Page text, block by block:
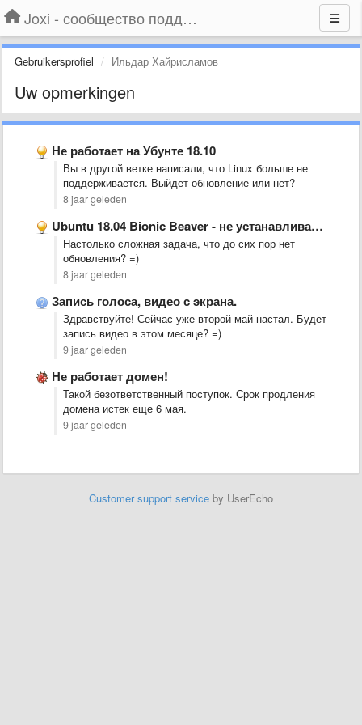
Joxi - сообщество поддержки
Gebruikersprofiel Ильдар Хайрисламов
Uw opmerkingen
Не работает на Убунте 18.10
Вы в другой ветке написали, что Linux больше не
поддерживается. Выйдет обновление или нет?
8 jaar geleden
Ubuntu 18.04 Bionic Beaver - не устанавливается
Настолько сложная задача, что до сих пор нет
обновления? =)
8 jaar geleden
Запись голоса, видео с экрана.
Здравствуйте! Сейчас уже второй май настал. Будет
запись видео в этом месяце? =)
9 jaar geleden
Не работает домен!
Такой безответственный поступок. Срок продления
домена истек еще 6 мая.
9 jaar geleden
Customer support service by UserEcho